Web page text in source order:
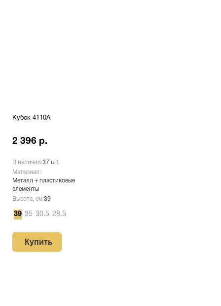
Кубок 4110A
2 396 р.
В наличии:37 шт.
Материал:
Металл + пластиковые
элементы
Высота, см:39
39 35 30.5 28.5
Купить